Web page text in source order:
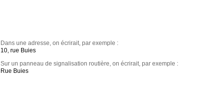
Dans une adresse, on écrirait, par exemple :
10, rue Buies
Sur un panneau de signalisation routière, on écrirait, par exemple :
Rue Buies